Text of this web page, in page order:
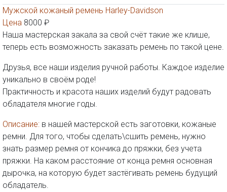
Мужской кожаный ремень Harley-Davidson
Цена 8000 ₽
Наша мастерская закала за свой счёт такие же клише,
теперь есть возможность заказать ремень по такой цене.
Друзья, все наши изделия ручной работы. Каждое изделие
уникально в своём роде!
Практичность и красота наших изделий будут радовать
обладателя многие годы.
Описание: в нашей мастерской есть заготовки, кожаные
ремни. Для того, чтобы сделать\сшить ремень, нужно
знать размер ремня от кончика до пряжки, без учета
пряжки. На каком расстояние от конца ремня основная
дырочка, на которую будет застёгивать ремень будущий
обладатель.